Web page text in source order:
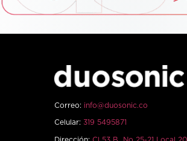
Correo: info@duosonic.co
Celular: 319 5495871